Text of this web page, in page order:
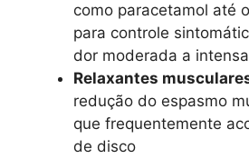
como paracetamol até
para controle
dor moderada a intensa
Relaxantes
redução do espasmo
que frequentemente
de disco